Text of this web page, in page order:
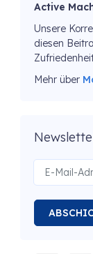
Active
Unsere
diesen
Mehr über